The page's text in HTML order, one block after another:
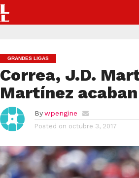
GRANDES LIGAS
Correa, J.D.
Martínez
By wpengine
Posted on octubre 3, 2017